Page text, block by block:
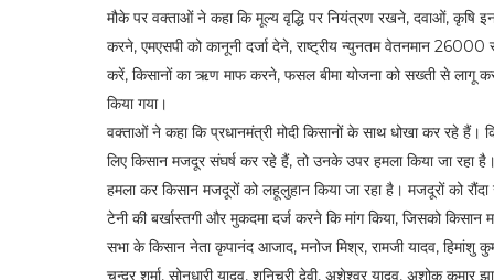
मौके पर वक्ताओं ने कहा कि मूल्य वृद्धि पर नियंत्रण रखने, दवाओं, कृषि
करने, एमएसपी को कानूनी दर्जा देने, राष्ट्रीय न्युनतम वेतनमान 26000
करें, किसानों का ऋण माफ करने, फसल बीमा योजना को सख्ती से लागू
किया गया।
वक्ताओं ने कहा कि प्रधानमंत्री मोदी किसानों के साथ धोखा कर रहे हैं।
लिए किसान मजदूर संघर्ष कर रहे हैं, तो उनके उपर हमला किया जा रहा
हमला कर किसान मजदूरों को लहूलुहान किया जा रहा है। मजदूरों को
टेनी की बर्खास्तगी और मुकदमा दर्ज करने कि मांग किया, जिसको
सभा के किसान नेता कृपानंद आजाद, मनोज मिश्र, रामजी यादव, हिमांशु
चन्द्र शर्मा, सोनधारी यादव, शनिचरी देवी, अशेश्वर यादव, अशोक